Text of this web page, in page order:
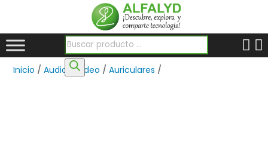
Búsqueda de productos
Inicio /Audio y Video /Auriculares /